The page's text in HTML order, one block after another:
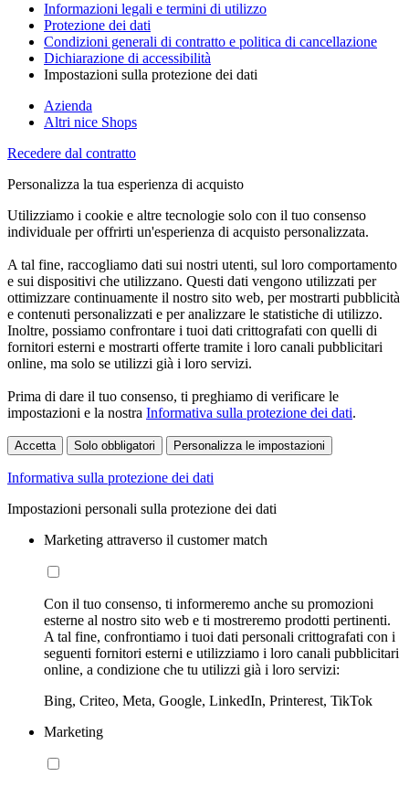
Informazioni legali e termini di utilizzo
Protezione dei dati
Condizioni generali di contratto e politica di cancellazione
Dichiarazione di accessibilità
Impostazioni sulla protezione dei dati
Azienda
Altri nice Shops
Recedere dal contratto
Personalizza la tua esperienza di acquisto
Utilizziamo i cookie e altre tecnologie solo con il tuo consenso
individuale per offrirti un'esperienza di acquisto personalizzata.
A tal fine, raccogliamo dati sui nostri utenti, sul loro comportamento
e sui dispositivi che utilizzano. Questi dati vengono utilizzati per
ottimizzare continuamente il nostro sito web, per mostrarti pubblicità
e contenuti personalizzati e per analizzare le statistiche di utilizzo.
Inoltre, possiamo confrontare i tuoi dati crittografati con quelli di
fornitori esterni e mostrarti offerte tramite i loro canali pubblicitari
online, ma solo se utilizzi già i loro servizi.
Prima di dare il tuo consenso, ti preghiamo di verificare le
impostazioni e la nostra Informativa sulla protezione dei dati.
Accetta Solo obbligatori Personalizza le impostazioni
Informativa sulla protezione dei dati
Impostazioni personali sulla protezione dei dati
Marketing attraverso il customer match
Con il tuo consenso, ti informeremo anche su promozioni
esterne al nostro sito web e ti mostreremo prodotti pertinenti.
A tal fine, confrontiamo i tuoi dati personali crittografati con i
seguenti fornitori esterni e utilizziamo i loro canali pubblicitari
online, a condizione che tu utilizzi già i loro servizi:
Bing, Criteo, Meta, Google, LinkedIn, Printerest, TikTok
Marketing